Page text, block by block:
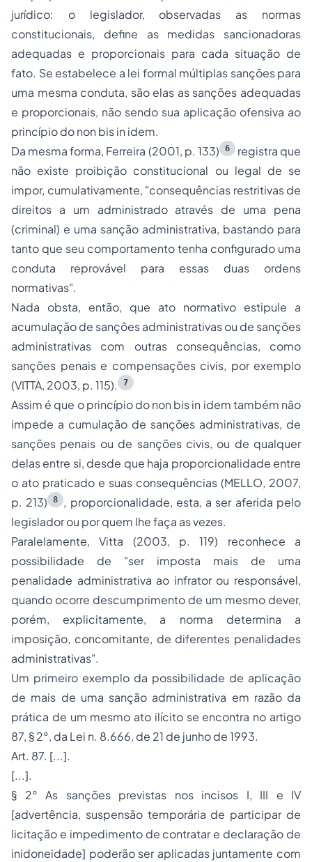
jurídico: o legislador, observadas as normas
constitucionais, define as medidas sancionadoras
adequadas e proporcionais para cada situação de
fato. Se estabelece a lei formal múltiplas sanções para
uma mesma conduta, são elas as sanções adequadas
e proporcionais, não sendo sua aplicação ofensiva ao
princípio donon bis in idem.
Da mesma forma, Ferreira (2001, p. 133)
6 registra que
não existe proibição constitucional ou legal de se
impor, cumulativamente, "consequências restritivas de
direitos a um administrado através de uma pena
(criminal) e uma sanção administrativa, bastando para
tanto que seu comportamento tenha configurado uma
conduta reprovável para essas duas ordens
normativas".
Nada obsta, então, que ato normativo estipule a
acumulação de sanções administrativas ou de sanções
administrativas com outras consequências, como
sanções penais e compensações civis, por exemplo
(VITTA, 2003, p. 115).
7
Assim é que o princípio donon bis in idemtambém não
impede a cumulação de sanções administrativas, de
sanções penais ou de sanções civis, ou de qualquer
delas entre si, desde que haja proporcionalidade entre
o ato praticado e suas consequências (MELLO, 2007,
p. 213) 8
, proporcionalidade, esta, a ser aferida pelo
legislador ou por quem lhe faça as vezes.
Paralelamente, Vitta (2003, p. 119) reconhece a
possibilidade de "ser imposta mais de uma
penalidade administrativa ao infrator ou responsável,
quando ocorre descumprimento de um mesmo dever,
porém, explicitamente, a norma determina a
imposição, concomitante, de diferentes penalidades
administrativas".
Um primeiro exemplo da possibilidade de aplicação
de mais de uma sanção administrativa em razão da
prática de um mesmo ato ilícito se encontra no artigo
87, § 2°, da Lei n. 8.666, de 21 de junho de 1993.
Art. 87. [...].
[...].
§ 2° As sanções previstas nos incisos I, III e IV
[advertência, suspensão temporária de participar de
licitação e impedimento de contratar e declaração de
inidoneidade] poderão ser aplicadas juntamente com